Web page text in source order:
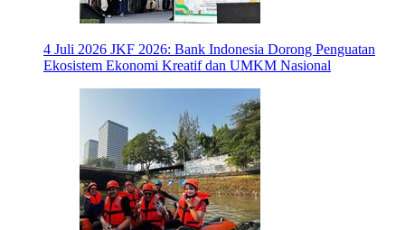
4 Juli 2026 JKF 2026: Bank Indonesia Dorong Penguatan
Ekosistem Ekonomi Kreatif dan UMKM Nasional